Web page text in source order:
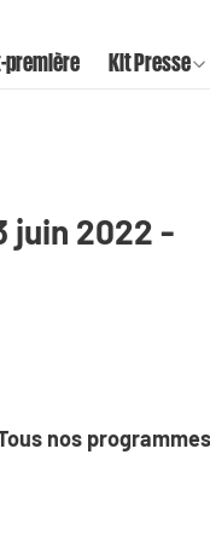
première Kit Presse
juin 2022 -
nos